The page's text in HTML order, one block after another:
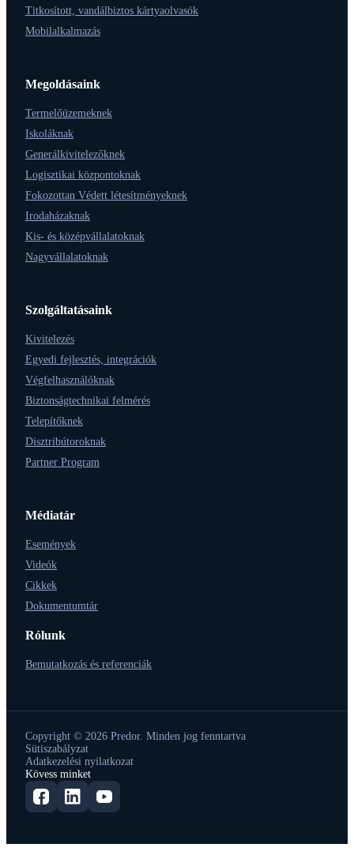
Titkosított, vandálbiztos kártyaolvasók
Mobilalkalmazás
Megoldásaink
Termelőüzemeknek
Iskoláknak
Generálkivitelezőknek
Logisztikai központoknak
Fokozottan Védett létesítményeknek
Irodaházaknak
Kis- és középvállalatoknak
Nagyvállalatoknak
Szolgáltatásaink
Kivitelezés
Egyedi fejlesztés, integrációk
Végfelhasználóknak
Biztonságtechnikai felmérés
Telepítőknek
Disztribútoroknak
Partner Program
Médiatár
Események
Videók
Cikkek
Dokumentumtár
Rólunk
Bemutatkozás és referenciák
Copyright © 2026 Predor. Minden jog fenntartva
Sütiszabályzat
Adatkezelési nyilatkozat
Kövess minket